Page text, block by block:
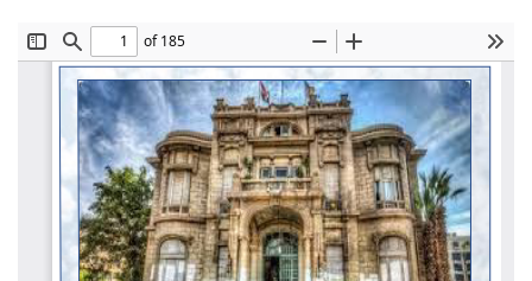
الأنظمة الذكية
تواصل معنا
الطلاب